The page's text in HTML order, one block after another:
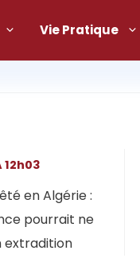
Vie Pratique
en Algérie :
pourrait ne
extradition
12h03